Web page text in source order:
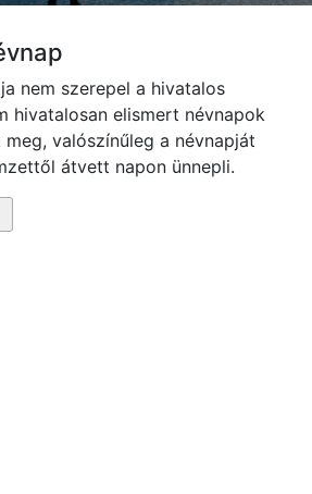
nem szerepel a hivatalos
hivatalosan elismert névnapok
valószínűleg a névnapját
átvett napon ünnepli.